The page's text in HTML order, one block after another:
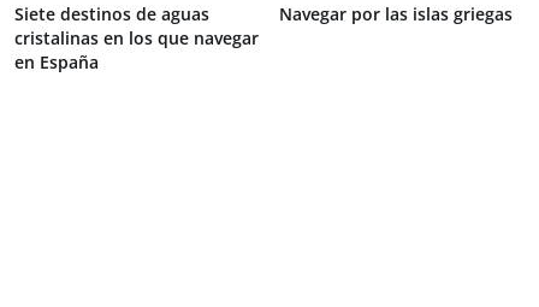
Siete destinos de aguas
cristalinas en los que navegar
en España
Navegar por las islas griegas